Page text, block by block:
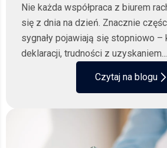
Nie każda współpraca z biurem
się z dnia na dzień. Znacznie
sygnały pojawiają się stopniowo –
deklaracji, trudności z uzyskaniem...
Czytaj na blogu